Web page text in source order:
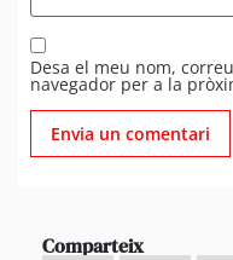
Desa el meu nom,
navegador per a la
Comparteix